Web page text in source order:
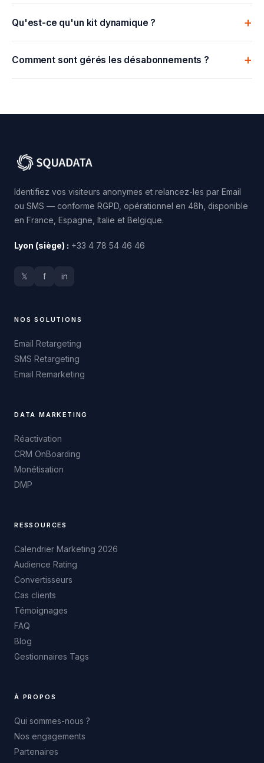
Qu'est-ce qu'un kit dynamique ?
Comment sont gérés les désabonnements ?
Identifiez vos visiteurs anonymes et relancez-les par Email
ou SMS — conforme RGPD, opérationnel en 48h, disponible
en France, Espagne, Italie et Belgique.
Lyon (siège) : +33 4 78 54 46 46
𝕏 f in
NOS SOLUTIONS
Email Retargeting
SMS Retargeting
Email Remarketing
DATA MARKETING
Réactivation
CRM OnBoarding
Monétisation
DMP
RESSOURCES
Calendrier Marketing 2026
Audience Rating
Convertisseurs
Cas clients
Témoignages
FAQ
Blog
Gestionnaires Tags
À PROPOS
Qui sommes-nous ?
Nos engagements
Partenaires